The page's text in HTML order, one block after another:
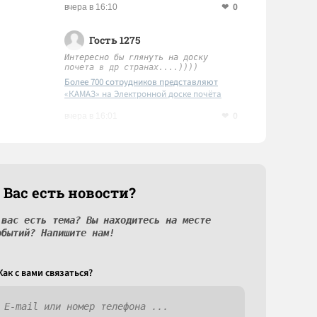
вчера в 16:10 0
Гость 1275
Интересно бы глянуть на доску
почета в др странах....))))
Более 700 сотрудников представляют
«КАМАЗ» на Электронной доске почёта
есть новости?
есть тема? Вы находитесь на месте
Напишите нам!
c вами связаться?